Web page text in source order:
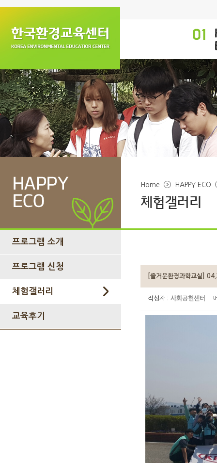
프로그램 소개
프로그램 신청
체험갤러리
교육후기
Home HAPPY ECO
[즐거운환경과학교실]
작성자 : 사회공헌센터